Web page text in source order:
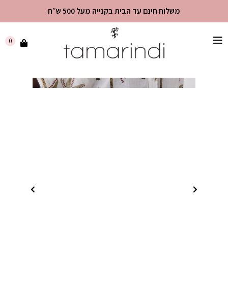
שִׂים
משלוח חינם עד הבית בקנייה מעל 500 ש״ח
0